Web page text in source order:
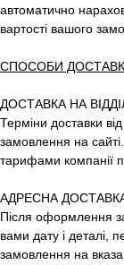
автоматично
вартості вашого
СПОСОБИ
ДОСТАВКА НА
Терміни доставки
замовлення на
тарифами компанії
АДРЕСНА
Після оформлення
вами дату і деталі,
замовлення на